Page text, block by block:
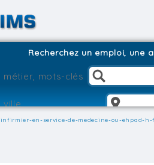
Recherchez un emploi, une
infirmier-en-service-de-medecine-ou-ehpad-h-